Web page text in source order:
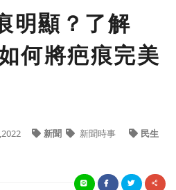
明顯？了解
何將疤痕完美
新聞 新聞時事 民生